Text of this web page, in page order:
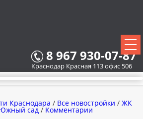
8 967 930-07-87
Краснодар Красная 113 офис 506
Краснодара / Все новостройки / ЖК
сад / Комментарии